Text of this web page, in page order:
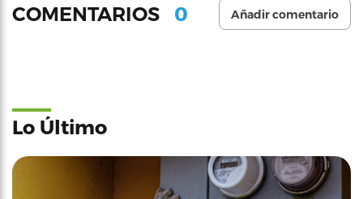
COMENTARIOS 0 Añadir comentario
Lo Último